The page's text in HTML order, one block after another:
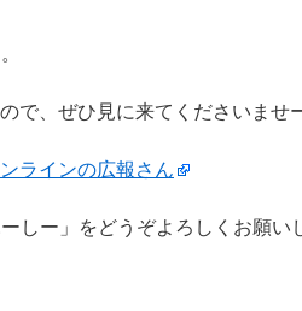
で、ぜひ見に来てくださいませ
ラインの広報さん
しー」をどうぞよろしくお願い